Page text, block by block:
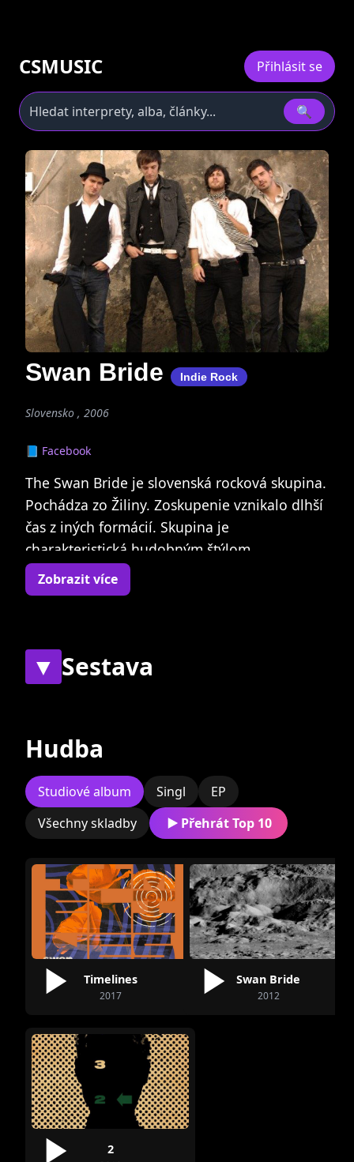
CSMUSIC Přihlásit se
🔍
Swan Bride Indie Rock
Slovensko , 2006
📘 Facebook
The Swan Bride je slovenská rocková skupina.
Pochádza zo Žiliny. Zoskupenie vznikalo dlhší
čas z iných formácií. Skupina je
charakteristická hudobným štýlom
príznačným pre dnešnú britskú scénu spolu s
kombinovaním rôznych prvkov ako je aj
žánrami: Bright Eyes, Tom Waits, Muse, punk,
new wave, hororové filmy.
Zobrazit více
▼ Sestava
Matej Kačaljak Matej Rafa
Hudba
Studiové album Singl
EP
Všechny skladby
Přehrát Top 10
Timelines
2017
Swan Bride
2012
2